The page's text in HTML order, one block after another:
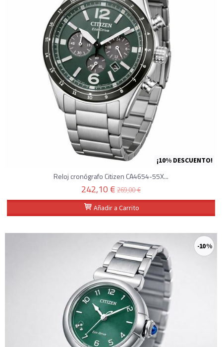
¡10% DESCUENTO!
Reloj cronógrafo Citizen CA4654-55X...
242,10 € 269,00 €
Añadir a Carrito
-10 %